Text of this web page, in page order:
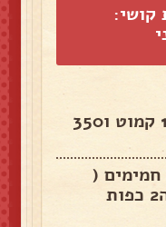
קושי:
500 גרם קמח לבן או 150 קמוט ו350
חמימים (
לחלה חלבית להמיר את ה2 כפות